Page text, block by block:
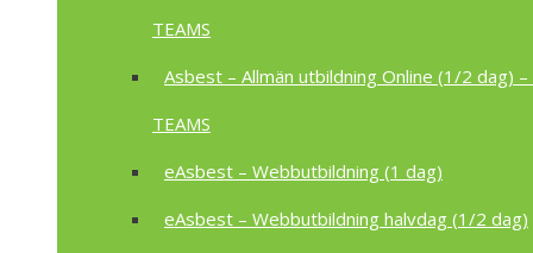
TEAMS
Asbest – Allmän utbildning Online (1/2 dag) –
TEAMS
eAsbest – Webbutbildning (1 dag)
eAsbest – Webbutbildning halvdag (1/2 dag)